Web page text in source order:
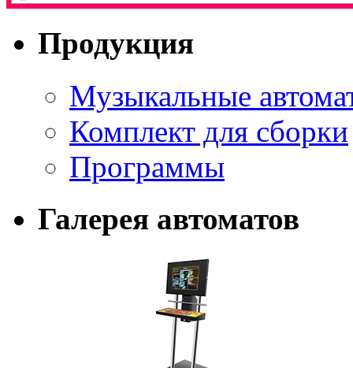
Продукция
Музыкальные
Комплект для сборки
Программы
Галерея автоматов